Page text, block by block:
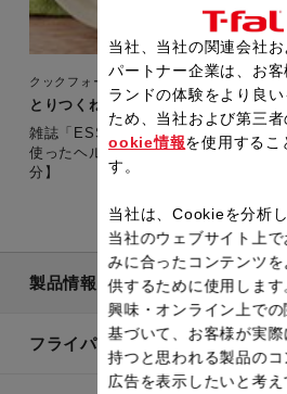
クックフォーミー 3L（210レシピ内蔵）
とりつくね（1週間レシピ・夏）
雑誌「ESSE」とコラボした1週間・
使ったヘルシーなつくね。お子様にもぜひ。 【準備
分】
製品情報
フライパン・鍋
当社、当社の関連会社
パートナー企業は、お
ランドの体験をより良
ため、当社および第三
ookie情報を使用するこ
す。
当社は、Cookieを分析し
当社のウェブサイト上
みに合ったコンテンツを
供するために使用しま
興味・オンライン上での
基づいて、お客様が実際
持つと思われる製品の
広告を表示したいと考え